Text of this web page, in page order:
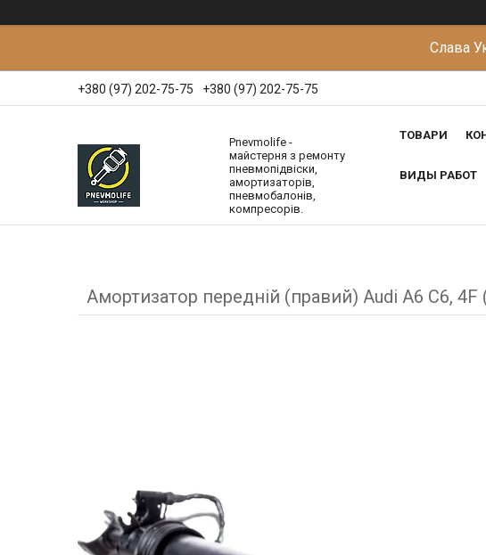
Слава
+380 (97) 202-75-75 +380 (97) 202-75-75
Pnevmolife -
майстерня з ремонту
пневмопідвіски,
амортизаторів,
пневмобалонів,
компресорів.
ТОВАРИ
ВИДЫ РАБОТ
Амортизатор передній (правий) Audi A6 C6,